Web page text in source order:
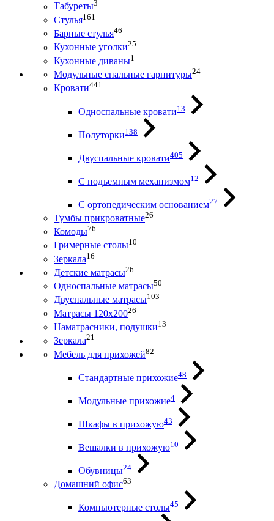
Табуреты3
Стулья161
Барные стулья46
Кухонные уголки25
Кухонные диваны1
Модульные спальные гарнитуры24
Кровати441
Односпальные кровати13
Полуторки138
Двуспальные кровати405
С подъемным механизмом12
С ортопедическим основанием27
Тумбы прикроватные26
Комоды76
Гримерные столы10
Зеркала16
Детские матрасы26
Односпальные матрасы50
Двуспальные матрасы103
Матрасы 120х20026
Наматрасники, подушки13
Зеркала21
Мебель для прихожей82
Стандартные прихожие48
Модульные прихожие4
Шкафы в прихожую43
Вешалки в прихожую10
Обувницы24
Домашний офис63
Компьютерные столы45